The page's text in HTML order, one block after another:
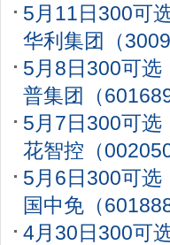
5月11日300可
华利集团（
5月8日300可选
普集团（
5月7日300可选
花智控（
5月6日300可选
国中免（
4月30日300可